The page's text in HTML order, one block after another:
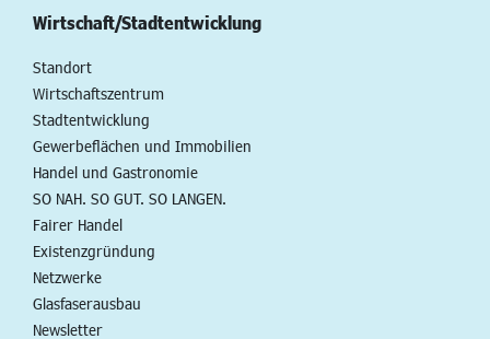
Wirtschaft/Stadtentwicklung
Standort
Wirtschaftszentrum
Stadtentwicklung
Gewerbeflächen und Immobilien
Handel und Gastronomie
SO NAH. SO GUT. SO LANGEN.
Fairer Handel
Existenzgründung
Netzwerke
Glasfaserausbau
Newsletter